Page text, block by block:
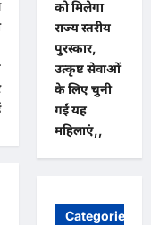
को मिलेगा
राज्य स्तरीय
पुरस्कार,
उत्कृष्ट सेवाओं
के लिए चुनी
गईं यह
महिलाएं,,
Categories